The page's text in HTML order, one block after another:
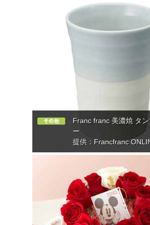
Franc franc 美濃焼 タ
ー
提供：Francfranc